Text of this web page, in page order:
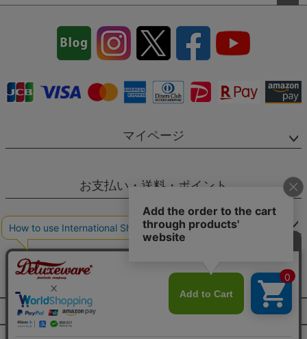
マイページ
お支払い・送料・ポイント
ご利用ガイド
個人情報の取扱